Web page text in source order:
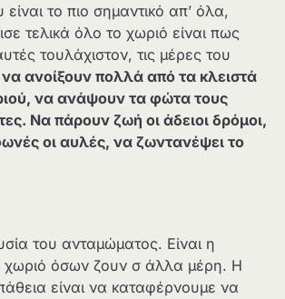
το πιο σημαντικό απ’ όλα,
τελικά όλο το χωριό είναι πως
τουλάχιστον, τις μέρες του
να ανοίξουν πολλά από τα κλειστά
να ανάψουν τα φώτα τους
Να πάρουν ζωή οι άδειοι δρόμοι,
οι αυλές, να ζωντανέψει το
του ανταμώματος. Είναι η
χωριό όσων ζουν σ άλλα μέρη. Η
είναι να καταφέρνουμε να